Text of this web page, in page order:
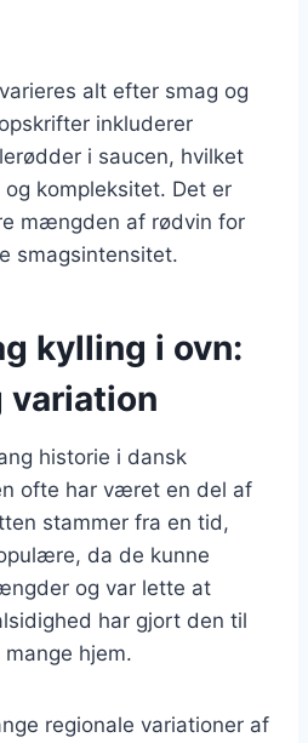
alt efter smag og
inkluderer
i saucen, hvilket
kompleksitet. Det er
mængden af rødvin for
smagsintensitet.
kylling i ovn:
variation
historie i dansk
ofte har været en del af
stammer fra en tid,
da de kunne
og var lette at
har gjort den til
hjem.
regionale variationer af